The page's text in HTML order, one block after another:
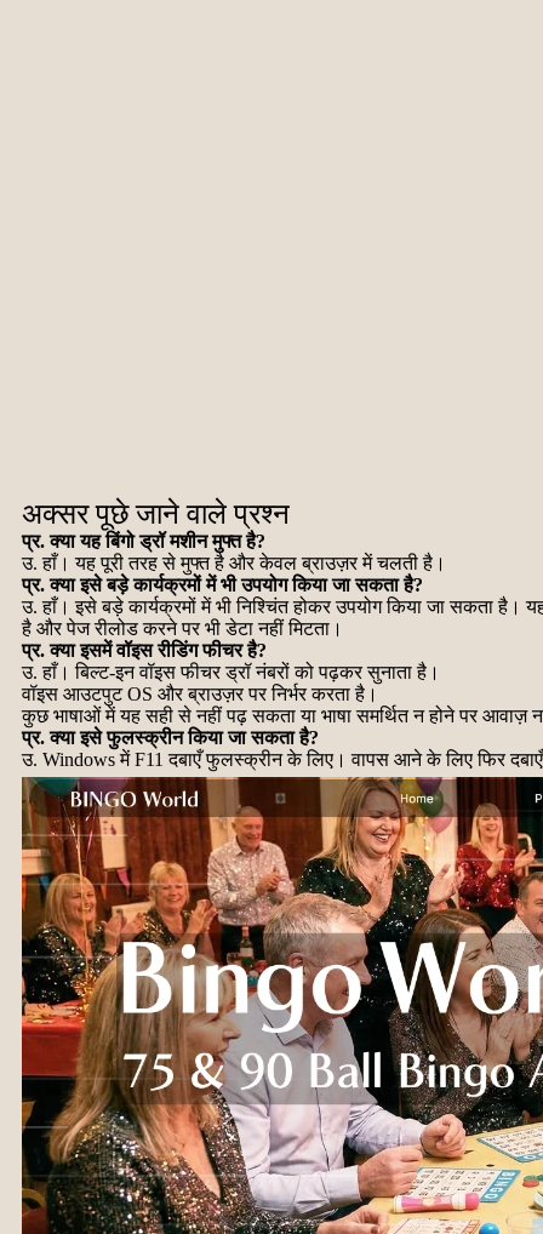
अक्सर पूछे जाने वाले प्रश्न
प्र. क्या यह बिंगो ड्रॉ मशीन मुफ्त है?
उ. हाँ। यह पूरी तरह से मुफ्त है और केवल ब्राउज़र में चलती है।
प्र. क्या इसे बड़े कार्यक्रमों में भी उपयोग किया जा सकता है?
उ. हाँ। इसे बड़े कार्यक्रमों में भी निश्चिंत होकर उपयोग किया जा सकता है।
है और पेज रीलोड करने पर भी डेटा नहीं मिटता।
प्र. क्या इसमें वॉइस रीडिंग फीचर है?
उ. हाँ। बिल्ट-इन वॉइस फीचर ड्रॉ नंबरों को पढ़कर सुनाता है।
वॉइस आउटपुट OS और ब्राउज़र पर निर्भर करता है।
कुछ भाषाओं में यह सही से नहीं पढ़ सकता या भाषा समर्थित न होने पर
प्र. क्या इसे फुलस्क्रीन किया जा सकता है?
उ. Windows में F11 दबाएँ फुलस्क्रीन के लिए। वापस आने के लिए फिर